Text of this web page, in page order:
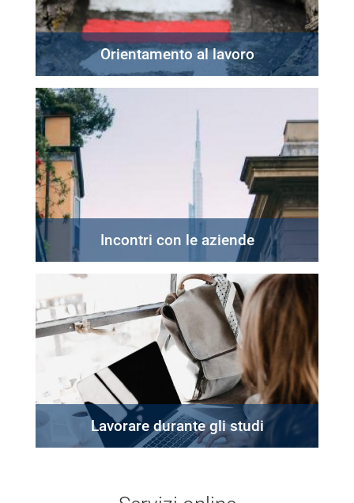
Orientamento al lavoro
Incontri con le aziende
Lavorare durante gli studi